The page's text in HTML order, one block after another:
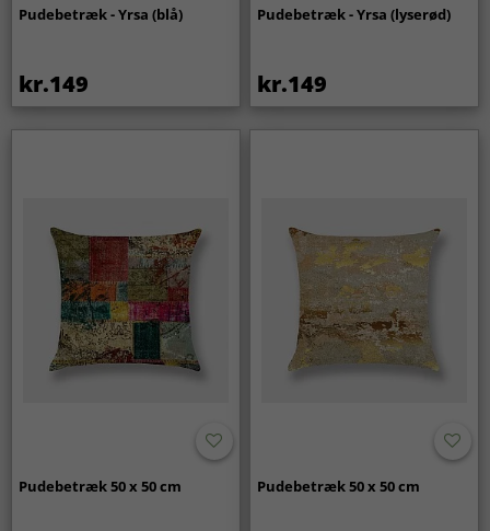
Pudebetræk - Yrsa (blå)
kr.149
Pudebetræk - Yrsa (lyserød)
kr.149
Pudebetræk 50 x 50 cm Pudebetræk 50 x 50 cm